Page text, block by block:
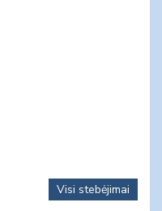
Visi stebėjimai